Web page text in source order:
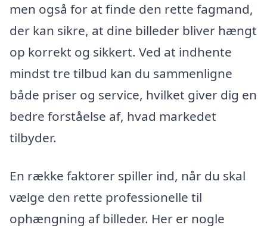
men også for at finde den rette fagmand,
der kan sikre, at dine billeder bliver hængt
op korrekt og sikkert. Ved at indhente
mindst tre tilbud kan du sammenligne
både priser og service, hvilket giver dig en
bedre forståelse af, hvad markedet
tilbyder.
En række faktorer spiller ind, når du skal
vælge den rette professionelle til
ophængning af billeder. Her er nogle